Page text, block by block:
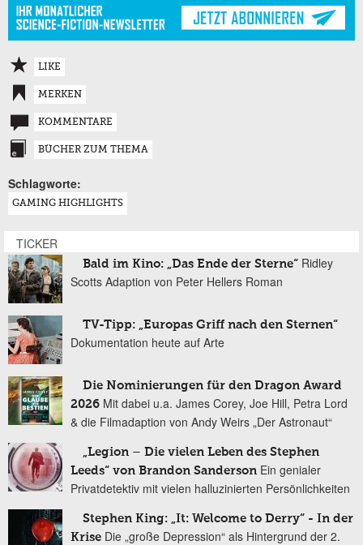
LIKE
MERKEN
KOMMENTARE
BÜCHER ZUM THEMA
Schlagworte:
GAMING HIGHLIGHTS
TICKER
Bald im Kino: „Das Ende der Sterne“ Ridley
Scotts Adaption von Peter Hellers Roman
TV-Tipp: „Europas Griff nach den Sternen“
Dokumentation heute auf Arte
Die Nominierungen für den Dragon Award
2026 Mit dabei u.a. James Corey, Joe Hill, Petra Lord
& die Filmadaption von Andy Weirs „Der Astronaut“
„Legion – Die vielen Leben des Stephen
Leeds“ von Brandon Sanderson Ein genialer
Privatdetektiv mit vielen halluzinierten Persönlichkeiten
Stephen King: „It: Welcome to Derry“ - In der
Krise Die „große Depression“ als Hintergrund der 2.